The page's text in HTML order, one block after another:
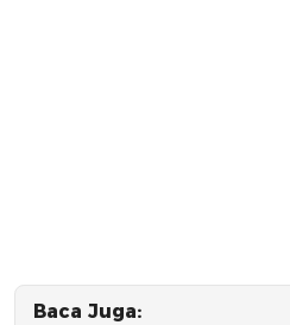
Baca Juga: